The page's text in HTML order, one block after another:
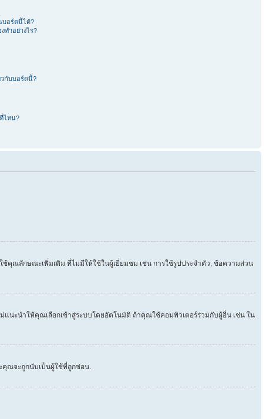
บอร์ดนี้ได้?
ทำอย่างไร?
กับบอร์ดนี้?
ไหน?
คุณลักษณะเพิ่มเติม ที่ไม่มีให้ใช้ในผู้เยี่ยมชม เช่น การใช้รูปประจำตัว, ข้อความส่วน
ะนำให้คุณเลือกเข้าสู่ระบบโดยอัตโนมัติ ถ้าคุณใช้คอมพิวเตอร์ร่วมกับผู้อื่น เช่น ใน
ณจะถูกนับเป็นผู้ใช้ที่ถูกซ่อน.